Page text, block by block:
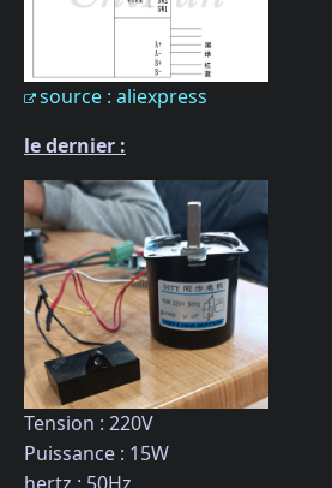
source : aliexpress
le dernier :
Tension : 220V
Puissance : 15W